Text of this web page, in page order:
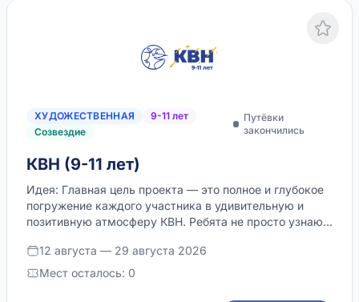
Согласие родителей (законных
представителей) на мед.
вмешательство
88.5 КБ • PDF
Правила пребывания участников в
159.4 КБ • PDF
ХУДОЖЕСТВЕННАЯ
9-11 лет
Созвездие
Путёвки
закончились
КВН (9-11 лет)
Идея: Главная цель проекта — это полное и глубокое
погружение каждого участника в удивительную и
позитивную атмосферу КВН. Ребята не просто узнают
12 августа — 29 августа 2026
Мест осталось: 0